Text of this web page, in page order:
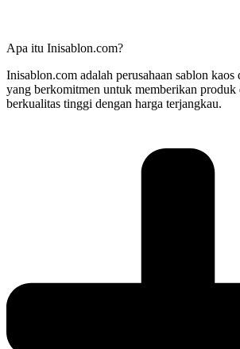
Apa itu Inisablon.com?
Inisablon.com adalah perusahaan sablon kaos
yang berkomitmen untuk memberikan produk
berkualitas tinggi dengan harga terjangkau.